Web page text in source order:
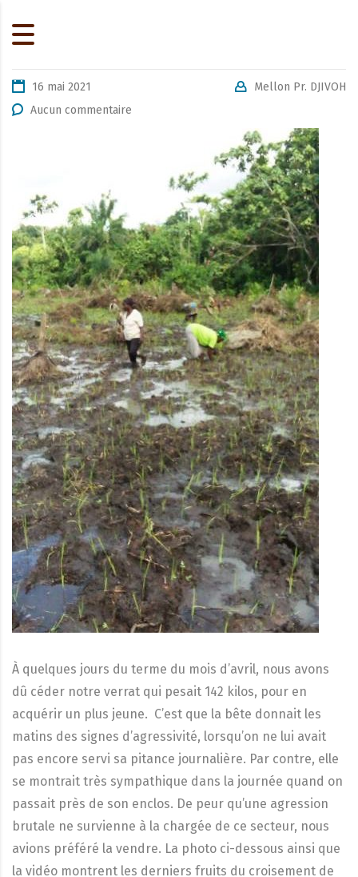
16 mai 2021
Mellon Pr. DJIVOH
Aucun commentaire
À quelques jours du terme du mois d’avril, nous avons
dû céder notre verrat qui pesait 142 kilos, pour en
acquérir un plus jeune. C’est que la bête donnait les
matins des signes d’agressivité, lorsqu’on ne lui avait
pas encore servi sa pitance journalière. Par contre, elle
se montrait très sympathique dans la journée quand on
passait près de son enclos. De peur qu’une agression
brutale ne survienne à la chargée de ce secteur, nous
avions préféré la vendre. La photo ci-dessous ainsi que
la vidéo montrent les derniers fruits du croisement de